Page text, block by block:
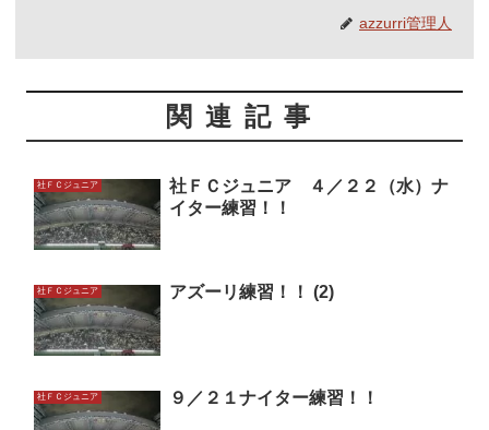
azzurri管理人
関連記事
社ＦＣジュニア
社ＦＣジュニア ４／２２（水）ナ
イター練習！！
社ＦＣジュニア アズーリ練習！！ (2)
社ＦＣジュニア ９／２１ナイター練習！！